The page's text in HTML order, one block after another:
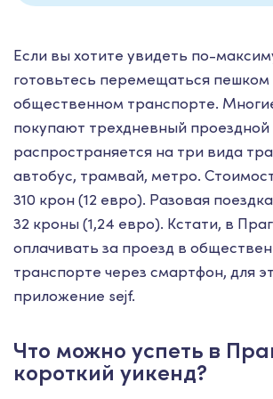
Если вы хотите увидеть по-
готовьтесь перемещаться пешком
общественном транспорте.
покупают трехдневный
распространяется на три вида
автобус, трамвай, метро.
310 крон (12 евро). Разовая
32 кроны (1,24 евро). Кстати, в
оплачивать за проезд в
транспорте через смартфон, для
приложение sejf.
Что можно успеть в
короткий уикенд?